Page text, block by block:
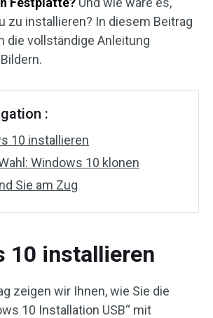
zu installieren? In diesem Beitrag
die vollständige Anleitung
:
10 installieren
Windows 10 klonen
Sie am Zug
10 installieren
zeigen wir Ihnen, wie Sie die
10 Installation USB“ mit